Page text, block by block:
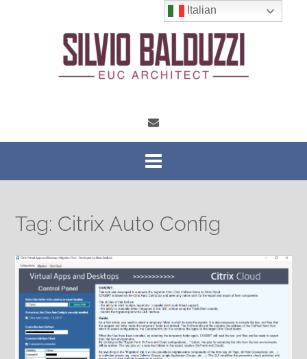
Tag: Citrix Auto Config
Italian